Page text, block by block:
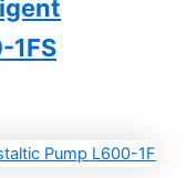
1FS